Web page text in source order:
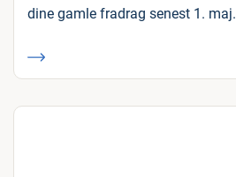
dine gamle fradrag senest 1. maj.